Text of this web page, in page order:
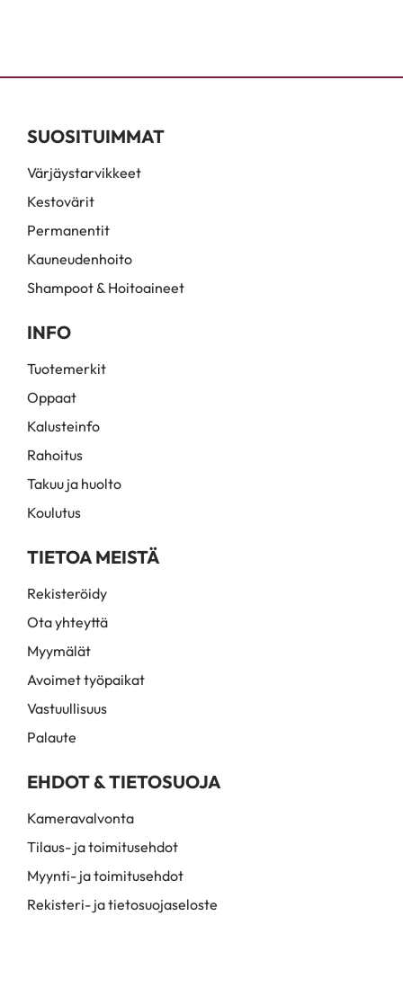
SUOSITUIMMAT
Värjäystarvikkeet
Kestovärit
Permanentit
Kauneudenhoito
Shampoot & Hoitoaineet
INFO
Tuotemerkit
Oppaat
Kalusteinfo
Rahoitus
Takuu ja huolto
Koulutus
TIETOA MEISTÄ
Rekisteröidy
Ota yhteyttä
Myymälät
Avoimet työpaikat
Vastuullisuus
Palaute
EHDOT & TIETOSUOJA
Kameravalvonta
Tilaus- ja toimitusehdot
Myynti- ja toimitusehdot
Rekisteri- ja tietosuojaseloste